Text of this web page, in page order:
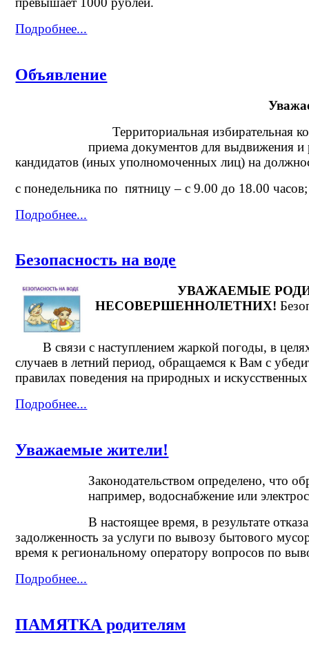
Подробнее...
Объявление
Территориальная избирательная
приема документов для выдвижения и
кандидатов (иных уполномоченных лиц) на
с понедельника по пятницу – с 9.00 до 18.00 часов;
Подробнее...
Безопасность на воде
УВАЖАЕМЫЕ
НЕСОВЕРШЕННОЛЕТНИХ!
В связи с наступлением жаркой погоды, в
случаев в летний период, обращаемся к Вам с
правилах поведения на природных и
Подробнее...
Уважаемые жители!
Законодательством определено, что
например, водоснабжение или
В настоящее время, в результате
задолженность за услуги по вывозу бытового
время к региональному оператору вопросов по
Подробнее...
ПАМЯТКА родителям